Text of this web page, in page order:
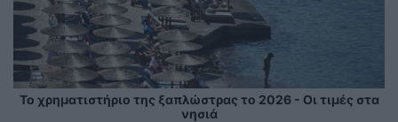
Το χρηματιστήριο της ξαπλώστρας το 2026 - Οι τιμές στα
νησιά